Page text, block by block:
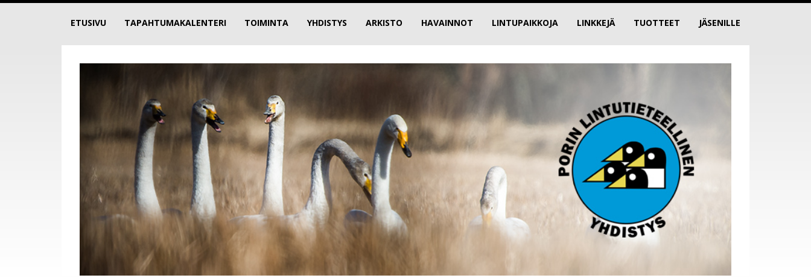
ETUSIVU TAPAHTUMAKALENTERI TOIMINTA YHDISTYS ARKISTO HAVAINNOT LINTUPAIKKOJA LINKKEJÄ TUOTTEET JÄSENILLE